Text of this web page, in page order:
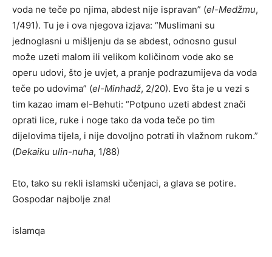
voda ne teče po njima, abdest nije ispravan” (el-Medžmu,
1/491). Tu je i ova njegova izjava: “Muslimani su
jednoglasni u mišljenju da se abdest, odnosno gusul
može uzeti malom ili velikom količinom vode ako se
operu udovi, što je uvjet, a pranje podrazumijeva da voda
teče po udovima” (el-Minhadž, 2/20). Evo šta je u vezi s
tim kazao imam el-Behuti: “Potpuno uzeti abdest znači
oprati lice, ruke i noge tako da voda teče po tim
dijelovima tijela, i nije dovoljno potrati ih vlažnom rukom.”
(Dekaiku ulin-nuha, 1/88)
Eto, tako su rekli islamski učenjaci, a glava se potire.
Gospodar najbolje zna!
islamqa